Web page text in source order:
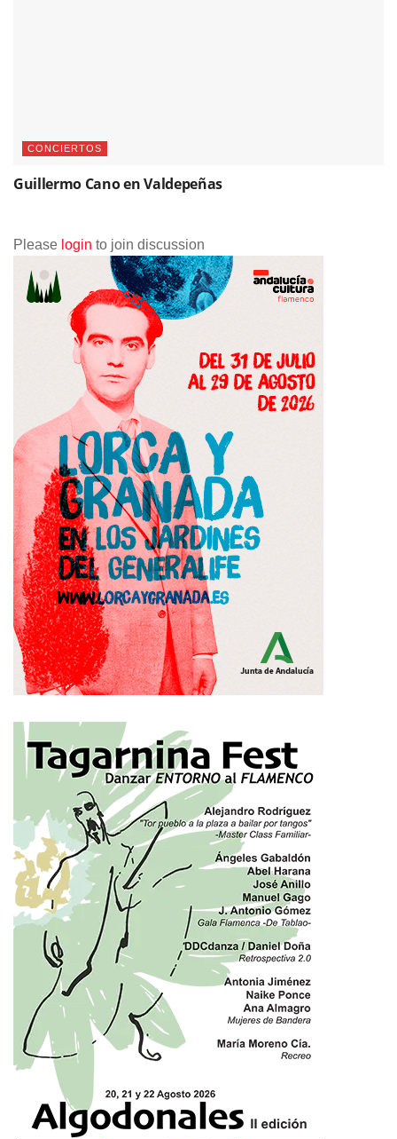
CONCIERTOS
Guillermo Cano en Valdepeñas
Please login to join discussion